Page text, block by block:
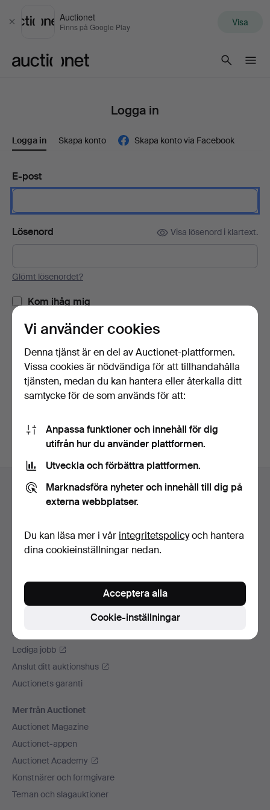
Stäng
Auctionet
Finns på Google Play Visa
Logga in
Logga in Skapa konto Skapa konto via Facebook
E-post
Lösenord Visa lösenord i klartext.
Glömt lösenordet?
Kom ihåg mig
Logga in
eller logga in via Facebook här
Sidfotsnavigation
Hjälp och kontakt
Kontakta support
Betalningsalternativ
Vi skickar med
Auctionet
Press
Lediga jobb
Anslut ditt auktionshus
Auctionets garanti
Mer från Auctionet
Auctionet Magazine
Auctionet-appen
Auctionet Academy
Konstnärer och formgivare
Teman och slagauktioner
Vi använder cookies
Denna tjänst är en del av Auctionet-plattformen.
Vissa cookies är nödvändiga för att tillhandahålla
tjänsten, medan du kan hantera eller återkalla ditt
samtycke för de som används för att:
Anpassa funktioner och innehåll för dig
utifrån hur du använder plattformen.
Utveckla och förbättra plattformen.
Marknadsföra nyheter och innehåll till dig på
externa webbplatser.
Du kan läsa mer i vår integritetspolicyoch hantera
dina cookieinställningar nedan.
Cookie-inställningar
Acceptera alla